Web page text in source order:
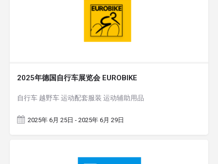
2025年德国自行车展览会 EUROBIKE
自行车 越野车 运动配套服装 运动辅助用品
2025年 6月 25日 - 2025年 6月 29日